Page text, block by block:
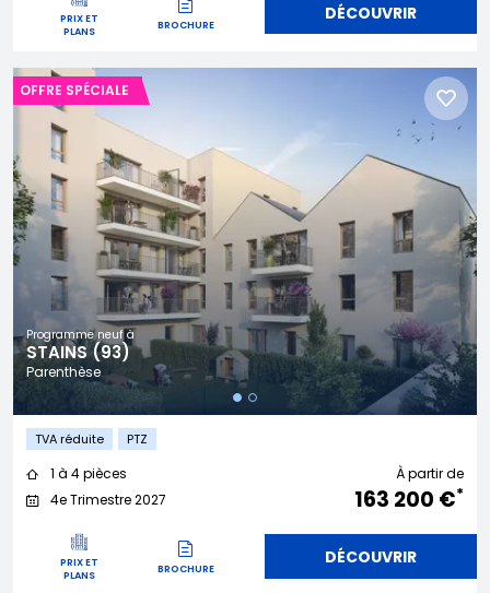
PRIX ET
PLANS
BROCHURE
DÉCOUVRIR
Programme neuf à
STAINS (93)
Parenthèse
OFFRE SPÉCIALE
TVA réduite PTZ
1 à 4 pièces
4e Trimestre 2027
À partir de
163 200 €*
PRIX ET
PLANS
BROCHURE
DÉCOUVRIR